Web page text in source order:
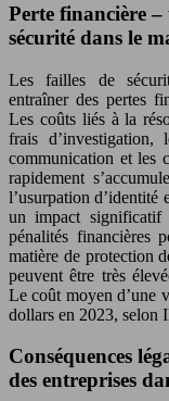
Perte financière –
sécurité dans le
Les failles de
entraîner des pertes
Les coûts liés à la
frais d’investigation,
communication et les
rapidement
l’usurpation d’identité
un impact significatif
pénalités financières
matière de protection
peuvent être très
Le coût moyen d’une
dollars en 2023, selon
Conséquences
des entreprises